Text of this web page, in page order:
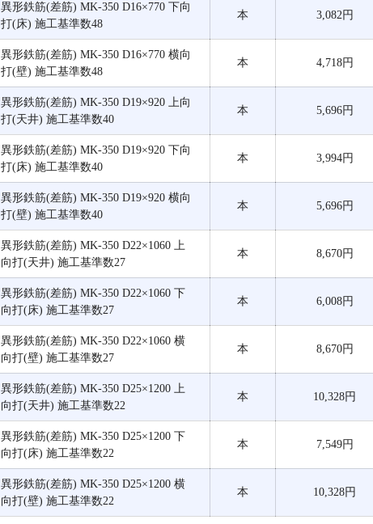
異形鉄筋(差筋) MK-350 D16×770 下向
打(床) 施工基準数48
本 3,082円
異形鉄筋(差筋) MK-350 D16×770 横向
打(壁) 施工基準数48
本 4,718円
異形鉄筋(差筋) MK-350 D19×920 上向
打(天井) 施工基準数40
本 5,696円
異形鉄筋(差筋) MK-350 D19×920 下向
打(床) 施工基準数40
本 3,994円
異形鉄筋(差筋) MK-350 D19×920 横向
打(壁) 施工基準数40
本 5,696円
異形鉄筋(差筋) MK-350 D22×1060 上
向打(天井) 施工基準数27
本 8,670円
異形鉄筋(差筋) MK-350 D22×1060 下
向打(床) 施工基準数27
本 6,008円
異形鉄筋(差筋) MK-350 D22×1060 横
向打(壁) 施工基準数27
本 8,670円
異形鉄筋(差筋) MK-350 D25×1200 上
向打(天井) 施工基準数22
本 10,328円
異形鉄筋(差筋) MK-350 D25×1200 下
向打(床) 施工基準数22
本 7,549円
異形鉄筋(差筋) MK-350 D25×1200 横
向打(壁) 施工基準数22
本 10,328円